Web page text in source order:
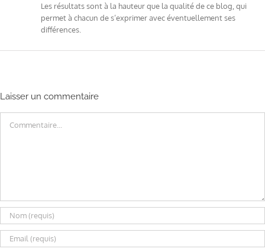
Les résultats sont à la hauteur que la qualité de ce blog, qui
permet à chacun de s’exprimer avec éventuellement ses
différences.
Laisser un commentaire